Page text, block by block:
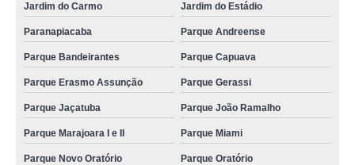
Jardim do Carmo Jardim do Estádio
Paranapiacaba Parque Andreense
Parque Bandeirantes Parque Capuava
Parque Erasmo Assunção Parque Gerassi
Parque Jaçatuba Parque João Ramalho
Parque Marajoara I e II Parque Miami
Parque Novo Oratório Parque Oratório